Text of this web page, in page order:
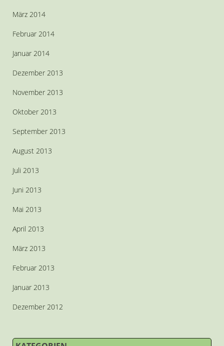
März 2014
Februar 2014
Januar 2014
Dezember 2013
November 2013
Oktober 2013
September 2013
August 2013
Juli 2013
Juni 2013
Mai 2013
April 2013
März 2013
Februar 2013
Januar 2013
Dezember 2012